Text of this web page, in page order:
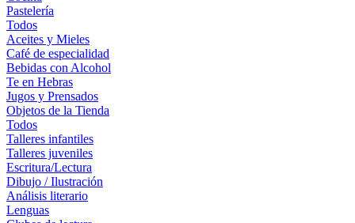
Pastelería
Todos
Aceites y Mieles
Café de especialidad
Bebidas con Alcohol
Te en Hebras
Jugos y Prensados
Objetos de la Tienda
Todos
Talleres infantiles
Talleres juveniles
Escritura/Lectura
Dibujo / Ilustración
Análisis literario
Lenguas